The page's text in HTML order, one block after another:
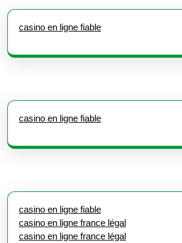
casino en ligne fiable
casino en ligne fiable
casino en ligne fiable
casino en ligne france légal
casino en ligne france légal